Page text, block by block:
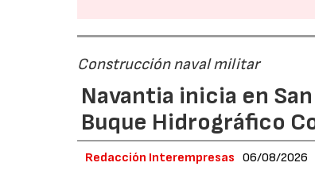
Construcción naval militar
Navantia inicia en
Buque Hidrográfico
Redacción Interempresas 06/08/2026